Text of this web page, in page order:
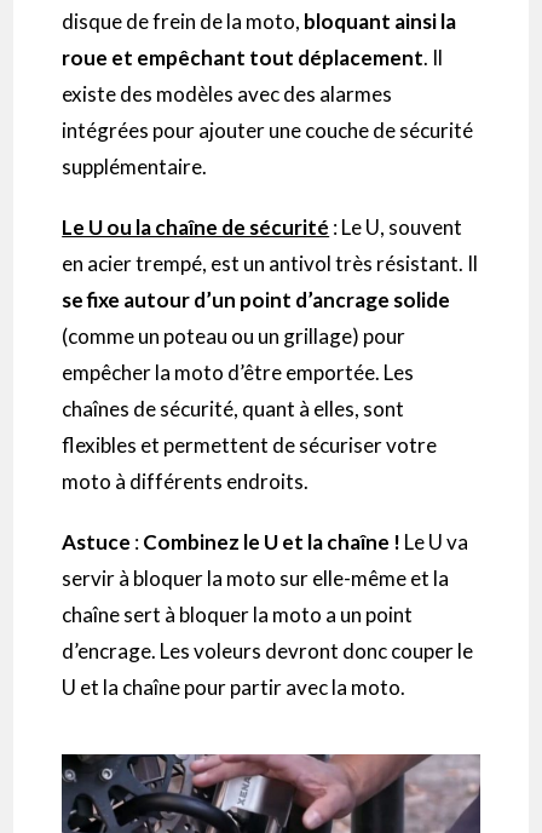
disque de frein de la moto, bloquant ainsi la
roue et empêchant tout déplacement. Il
existe des modèles avec des alarmes
intégrées pour ajouter une couche de sécurité
supplémentaire.
Le U ou la chaîne de sécurité : Le U, souvent
en acier trempé, est un antivol très résistant. Il
se fixe autour d’un point d’ancrage solide
(comme un poteau ou un grillage) pour
empêcher la moto d’être emportée. Les
chaînes de sécurité, quant à elles, sont
flexibles et permettent de sécuriser votre
moto à différents endroits.
Astuce :Combinez le U et la chaîne ! Le U va
servir à bloquer la moto sur elle-même et la
chaîne sert à bloquer la moto a un point
d’encrage. Les voleurs devront donc couper le
U et la chaîne pour partir avec la moto.